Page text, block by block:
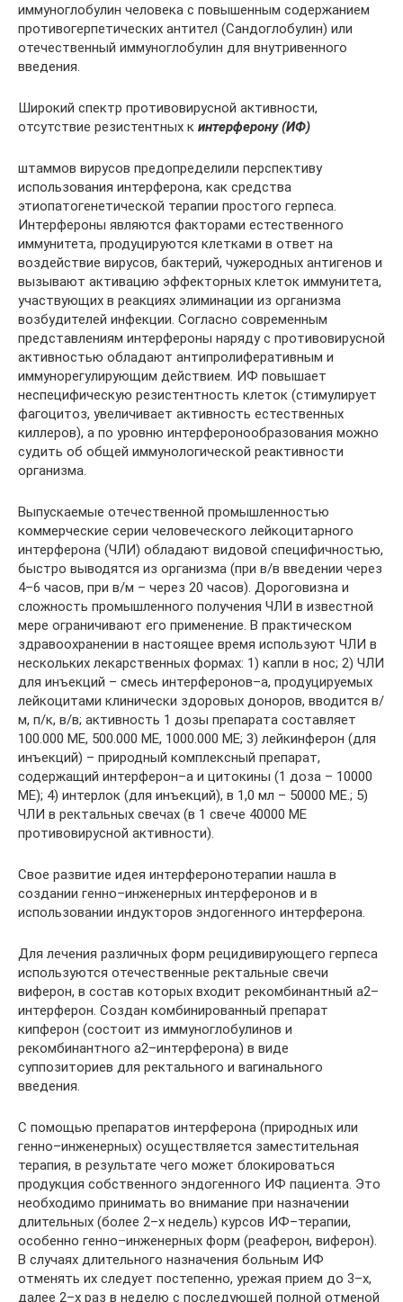
иммуноглобулин человека с повышенным содержанием
противогерпетических антител (Сандоглобулин) или
отечественный иммуноглобулин для внутривенного
введения.
Широкий спектр противовирусной активности,
отсутствие резистентных к интерферону (ИФ)
штаммов вирусов предопределили перспективу
использования интерферона, как средства
этиопатогенетической терапии простого герпеса.
Интерфероны являются факторами естественного
иммунитета, продуцируются клетками в ответ на
воздействие вирусов, бактерий, чужеродных антигенов и
вызывают активацию эффекторных клеток иммунитета,
участвующих в реакциях элиминации из организма
возбудителей инфекции. Согласно современным
представлениям интерфероны наряду с противовирусной
активностью обладают антипролиферативным и
иммунорегулирующим действием. ИФ повышает
неспецифическую резистентность клеток (стимулирует
фагоцитоз, увеличивает активность естественных
киллеров), а по уровню интерферонообразования можно
судить об общей иммунологической реактивности
организма.
Выпускаемые отечественной промышленностью
коммерческие серии человеческого лейкоцитарного
интерферона (ЧЛИ) обладают видовой специфичностью,
быстро выводятся из организма (при в/в введении через
4–6 часов, при в/м – через 20 часов). Дороговизна и
сложность промышленного получения ЧЛИ в известной
мере ограничивают его применение. В практическом
здравоохранении в настоящее время используют ЧЛИ в
нескольких лекарственных формах: 1) капли в нос; 2) ЧЛИ
для инъекций – смесь интерферонов–a, продуцируемых
лейкоцитами клинически здоровых доноров, вводится в/
м, п/к, в/в; активность 1 дозы препарата составляет
100.000 МЕ, 500.000 МЕ, 1000.000 МЕ; 3) лейкинферон (для
инъекций) – природный комплексный препарат,
содержащий интерферон–a и цитокины (1 доза – 10000
МЕ); 4) интерлок (для инъекций), в 1,0 мл – 50000 МЕ.; 5)
ЧЛИ в ректальных свечах (в 1 свече 40000 МЕ
противовирусной активности).
Свое развитие идея интерферонотерапии нашла в
создании генно–инженерных интерферонов и в
использовании индукторов эндогенного интерферона.
Для лечения различных форм рецидивирующего герпеса
используются отечественные ректальные свечи
виферон, в состав которых входит рекомбинантный a2–
интерферон. Создан комбинированный препарат
кипферон (состоит из иммуноглобулинов и
рекомбинантного a2–интерферона) в виде
суппозиториев для ректального и вагинального
введения.
С помощью препаратов интерферона (природных или
генно–инженерных) осуществляется заместительная
терапия, в результате чего может блокироваться
продукция собственного эндогенного ИФ пациента. Это
необходимо принимать во внимание при назначении
длительных (более 2–х недель) курсов ИФ–терапии,
особенно генно–инженерных форм (реаферон, виферон).
В случаях длительного назначения больным ИФ
отменять их следует постепенно, урежая прием до 3–х,
далее 2–х раз в неделю с последующей полной отменой